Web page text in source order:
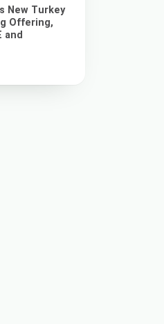
New Turkey
Offering,
and